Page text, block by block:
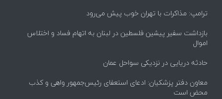
ترامپ: مذاکرات با تهران خوب پیش می‌رود
بازداشت سفیر پیشین فلسطین در لبنان به اتهام فساد و اختلاس
اموال
حادثه دریایی در نزدیکی سواحل عمان
معاون دفتر پزشکیان: ادعای استعفای رئیس‌جمهور واهی و کذب
محض است